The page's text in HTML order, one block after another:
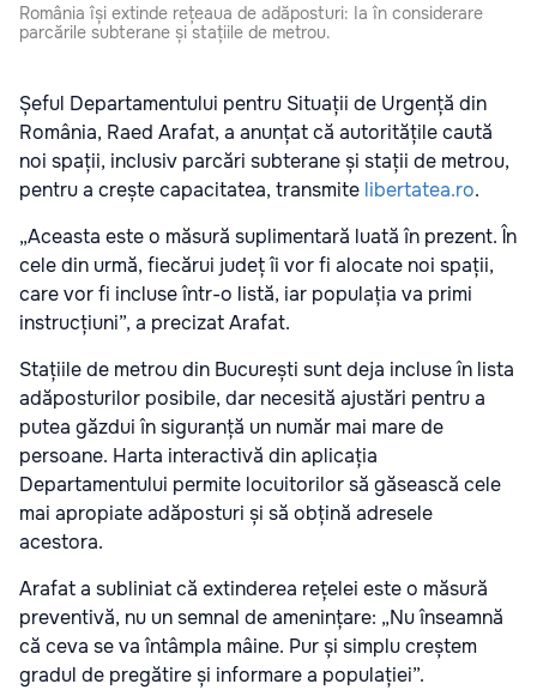
România își extinde rețeaua de adăposturi: Ia în considerare
parcările subterane și stațiile de metrou.
Șeful Departamentului pentru Situații de Urgență din
România, Raed Arafat, a anunțat că autoritățile caută
noi spații, inclusiv parcări subterane și stații de metrou,
pentru a crește capacitatea, transmite libertatea.ro.
„Aceasta este o măsură suplimentară luată în prezent. În
cele din urmă, fiecărui județ îi vor fi alocate noi spații,
care vor fi incluse într-o listă, iar populația va primi
instrucțiuni”, a precizat Arafat.
Stațiile de metrou din București sunt deja incluse în lista
adăposturilor posibile, dar necesită ajustări pentru a
putea găzdui în siguranță un număr mai mare de
persoane. Harta interactivă din aplicația
Departamentului permite locuitorilor să găsească cele
mai apropiate adăposturi și să obțină adresele
acestora.
Arafat a subliniat că extinderea rețelei este o măsură
preventivă, nu un semnal de amenințare: „Nu înseamnă
că ceva se va întâmpla mâine. Pur și simplu creștem
gradul de pregătire și informare a populației”.